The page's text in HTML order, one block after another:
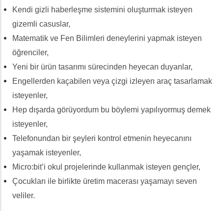
Kendi gizli haberleşme sistemini oluşturmak isteyen
gizemli casuslar,
Matematik ve Fen Bilimleri deneylerini yapmak isteyen
öğrenciler,
Yeni bir ürün tasarımı sürecinden heyecan duyanlar,
Engellerden kaçabilen veya çizgi izleyen araç tasarlamak
isteyenler,
Hep dışarda görüyordum bu böylemi yapılıyormuş demek
isteyenler,
Telefonundan bir şeyleri kontrol etmenin heyecanını
yaşamak isteyenler,
Micro:bit’i okul projelerinde kullanmak isteyen gençler,
Çocukları ile birlikte üretim macerası yaşamayı seven
veliler.